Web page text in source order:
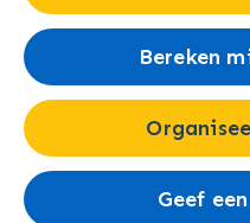
Bereken
Geef